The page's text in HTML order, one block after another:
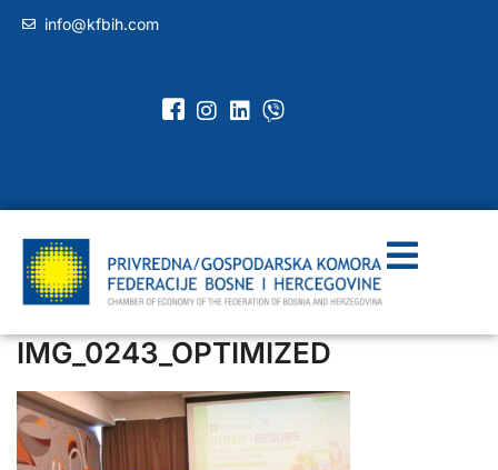
info@kfbih.com
IMG_0243_OPTIMIZED